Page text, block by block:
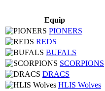
Equip
PIONERS
REDS
BUFALS
SCORPIONS
DRACS
HLIS Wolves